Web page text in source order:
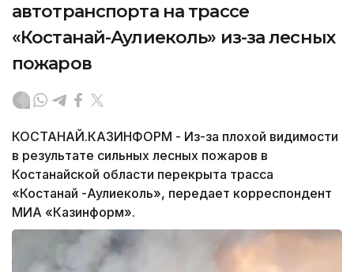
автотранспорта на трассе
«Костанай-Аулиеколь» из-за лесных
пожаров
КОСТАНАЙ.КАЗИНФОРМ - Из-за плохой видимости
в результате сильных лесных пожаров в
Костанайской области перекрыта трасса
«Костанай -Аулиеколь», передает корреспондент
МИА «Казинформ».